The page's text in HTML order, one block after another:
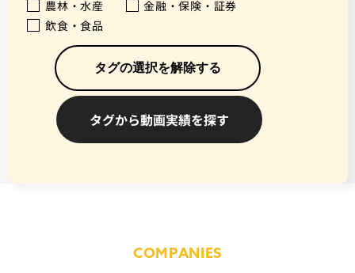
農林・水産
金融・保険・証券
飲食・食品
タグの選択を解除する
COMPANIES